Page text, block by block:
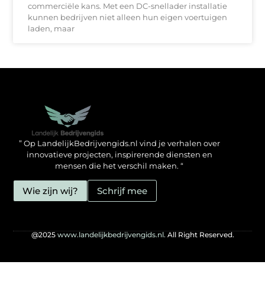
commerciële kans. Met een DC-snellader installatie
kunnen bedrijven niet alleen hun eigen voertuigen
laden, maar
” Op LandelijkBedrijvengids.nl vind je verhalen over
innovatieve projecten, inspirerende diensten en
mensen die het verschil maken. “
Wie zijn wij? Schrijf mee
@2025www.landelijkbedrijvengids.nl.All Right Reserved.